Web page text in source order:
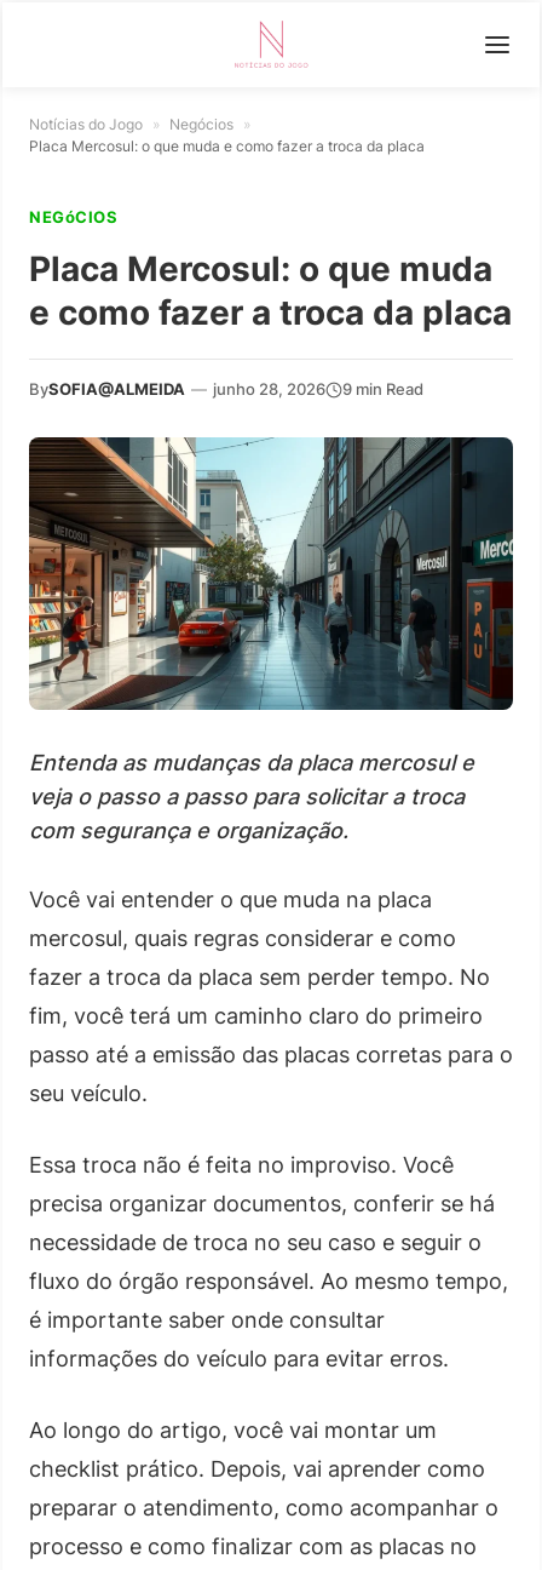
Notícias do Jogo » Negócios »
Placa Mercosul: o que muda e como fazer a troca da placa
NEGóCIOS
Placa Mercosul: o que muda
e como fazer a troca da placa
BySOFIA@ALMEIDA — junho 28, 2026 9 min Read
Entenda as mudanças da placa mercosul e
veja o passo a passo para solicitar a troca
com segurança e organização.
Você vai entender o que muda na placa
mercosul, quais regras considerar e como
fazer a troca da placa sem perder tempo. No
fim, você terá um caminho claro do primeiro
passo até a emissão das placas corretas para o
seu veículo.
Essa troca não é feita no improviso. Você
precisa organizar documentos, conferir se há
necessidade de troca no seu caso e seguir o
fluxo do órgão responsável. Ao mesmo tempo,
é importante saber onde consultar
informações do veículo para evitar erros.
Ao longo do artigo, você vai montar um
checklist prático. Depois, vai aprender como
preparar o atendimento, como acompanhar o
processo e como finalizar com as placas no